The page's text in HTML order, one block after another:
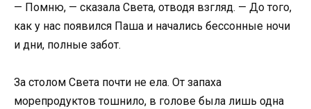
— Помню, — сказала Света, отводя взгляд. — До того,
как у нас появился Паша и начались бессонные ночи
и дни, полные забот.
За столом Света почти не ела. От запаха
морепродуктов тошнило, в голове была лишь одна